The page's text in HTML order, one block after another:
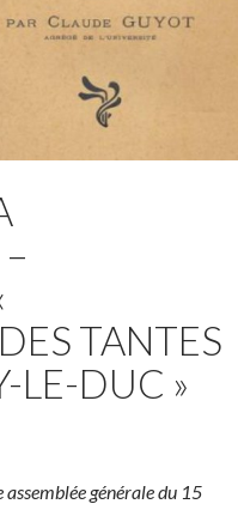
TANTES
LE-DUC »
générale du 15